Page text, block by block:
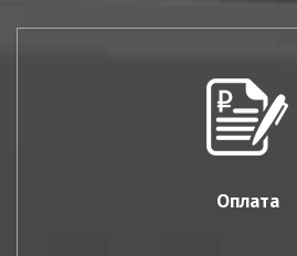
Оплата